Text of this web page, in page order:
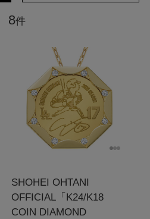
8件
SHOHEI OHTANI
OFFICIAL「K24/K18
COIN DIAMOND